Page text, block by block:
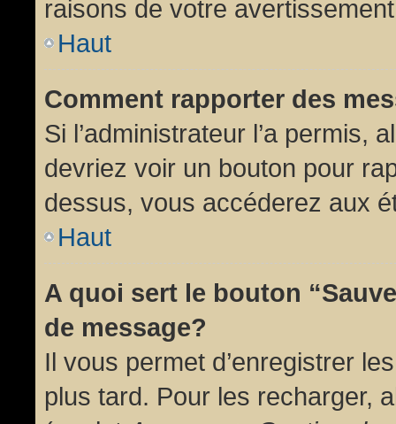
raisons de votre
Haut
Comment rapporter des
Si l’administrateur l’a permis,
devriez voir un bouton pour
dessus, vous accéderez aux
Haut
A quoi sert le bouton
de message?
Il vous permet d’enregistrer
plus tard. Pour les recharger,